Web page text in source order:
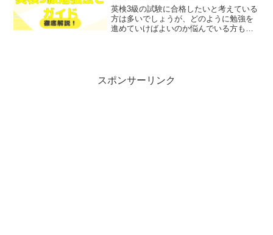
英検3級の試験に合格したいと考えている
方は多いでしょうが、どのように勉強を
進めていけばよいのか悩んでいる方も少
スポンサーリンク